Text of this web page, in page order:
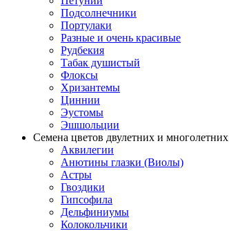
Подсолнечники
Портулаки
Разные и очень красивые
Рудбекия
Табак душистый
Флоксы
Хризантемы
Циннии
Эустомы
Эшшольции
Семена цветов двулетних и многолетних
Аквилегии
Анютины глазки (Виолы)
Астры
Гвоздики
Гипсофила
Дельфиниумы
Колокольчики